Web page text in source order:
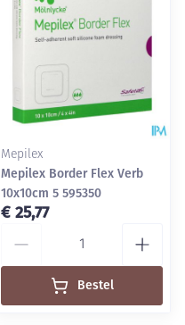
Mepilex
Mepilex Border Flex Verb
10x10cm 5 595350
€ 25,77
Bestel